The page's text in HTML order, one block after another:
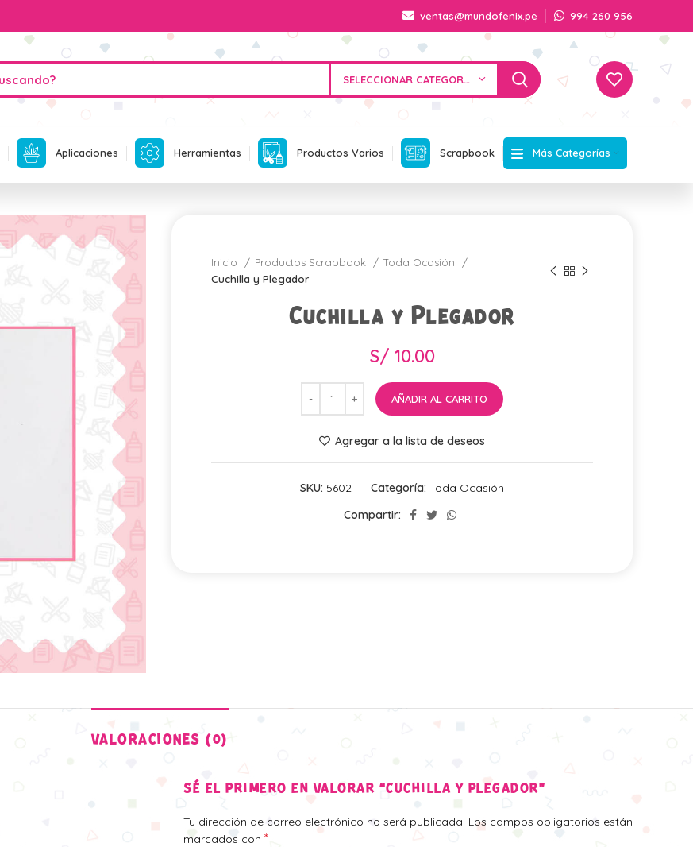
ventas@mundofenix.pe 994 260 956
SELECCIONAR CATEGORÍA
Aplicaciones Herramientas Productos Varios Scrapbook Más Categorías
Inicio Productos Scrapbook
Toda Ocasión
Cuchilla y Plegador
Cuchilla y Plegador
S/ 10.00
AÑADIR AL CARRITO
Agregar a la lista de deseos
SKU: 5602 Categoría: Toda Ocasión
Compartir:
VALORACIONES (0)
SÉ EL PRIMERO EN VALORAR “CUCHILLA Y PLEGADOR”
Tu dirección de correo electrónico no será publicada. Los campos obligatorios están
marcados con *